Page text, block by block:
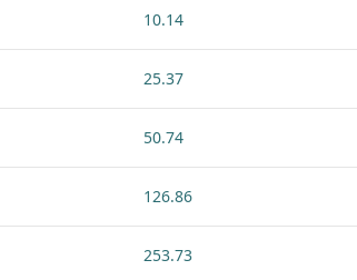
10.14
25.37
50.74
126.86
253.73